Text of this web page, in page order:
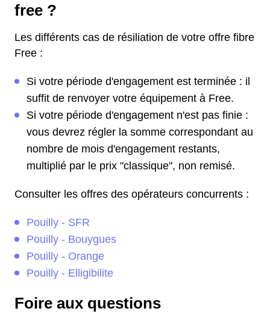
free ?
Les différents cas de résiliation de votre offre fibre
Free :
Si votre période d'engagement est terminée : il
suffit de renvoyer votre équipement à Free.
Si votre période d'engagement n'est pas finie :
vous devrez régler la somme correspondant au
nombre de mois d'engagement restants,
multiplié par le prix "classique", non remisé.
Consulter les offres des opérateurs concurrents :
Pouilly - SFR
Pouilly - Bouygues
Pouilly - Orange
Pouilly - Elligibilite
Foire aux questions